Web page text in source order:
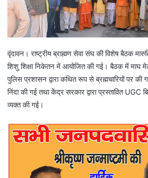
वृंदावन। राष्ट्रीय ब्राह्मण सेवा संघ की विशेष बैठक
शिशु शिक्षा निकेतन में आयोजित की गई। बैठक में माघ
पुलिस प्रशासन द्वारा कथित रूप से ब्रह्मचारियों पर की
निंदा की गई तथा केंद्र सरकार द्वारा प्रस्तावित UGC
व्यक्त की गई।